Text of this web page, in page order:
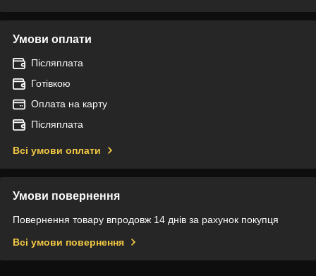
Умови оплати
Післяплата
Готівкою
Оплата на карту
Післяплата
Всі умови оплати
Умови повернення
Повернення товару впродовж 14 днів за рахунок покупця
Всі умови повернення